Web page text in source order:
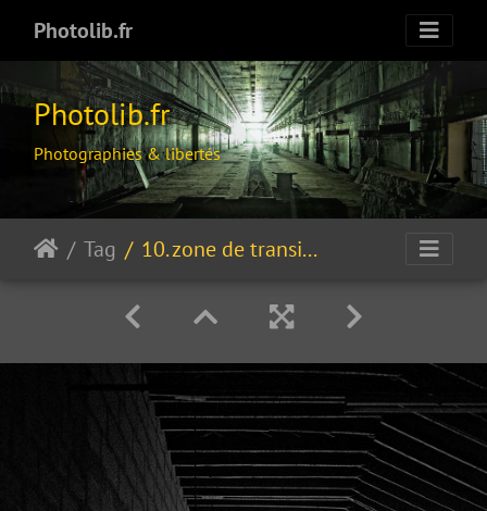
Photolib.fr
Photolib.fr
Photographies & libertés
Tag 10. zone de transit...